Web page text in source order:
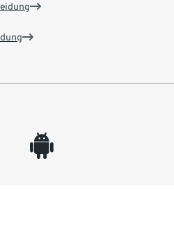
android